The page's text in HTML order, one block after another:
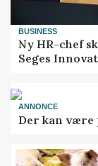
BUSINESS
Ny HR-chef
Seges
ANNONCE
Der kan være